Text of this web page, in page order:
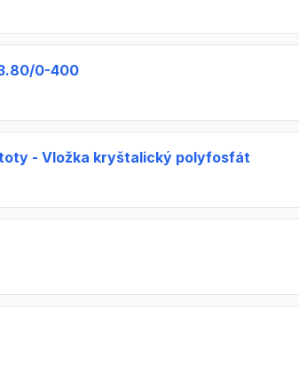
0-400
- Vložka kryštalický polyfosfát